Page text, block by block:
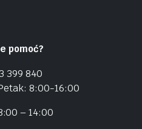
pomoć?
399 840
8:00-16:00
– 14:00